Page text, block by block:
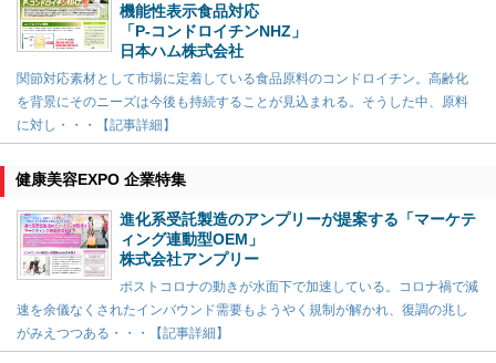
機能性表示食品対応
「P-コンドロイチンNHZ」
日本ハム株式会社
関節対応素材として市場に定着している食品原料のコンドロイチン。高齢化
を背景にそのニーズは今後も持続することが見込まれる。そうした中、原料
に対し・・・【記事詳細】
健康美容EXPO 企業特集
進化系受託製造のアンプリーが提案する「マーケテ
ィング連動型OEM」
株式会社アンプリー
ポストコロナの動きが水面下で加速している。コロナ禍で減
速を余儀なくされたインバウンド需要もようやく規制が解かれ、復調の兆し
がみえつつある・・・【記事詳細】